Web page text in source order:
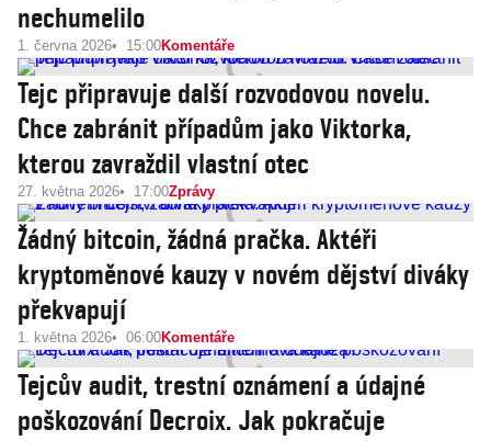
nechumelilo
1. června 2026 15:00Komentáře
Tejc připravuje další rozvodovou novelu.
Chce zabránit případům jako Viktorka,
kterou zavraždil vlastní otec
27. května 2026 17:00Zprávy
Žádný bitcoin, žádná pračka. Aktéři
kryptoměnové kauzy v novém dějství diváky
překvapují
1. května 2026 06:00Komentáře
Tejcův audit, trestní oznámení a údajné
poškozování Decroix. Jak pokračuje